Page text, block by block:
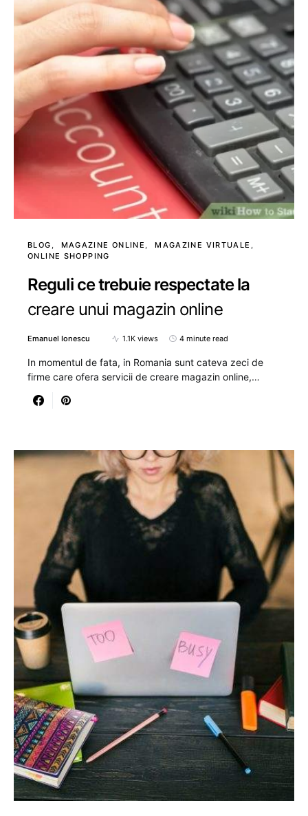
BLOG MAGAZINE ONLINE
MAGAZINE VIRTUALE
ONLINE SHOPPING
Reguli ce trebuie respectate la
creare unui magazin online
Emanuel Ionescu 1.1K views 4 minute read
In momentul de fata, in Romania sunt cateva zeci de
firme care ofera servicii de creare magazin online,…